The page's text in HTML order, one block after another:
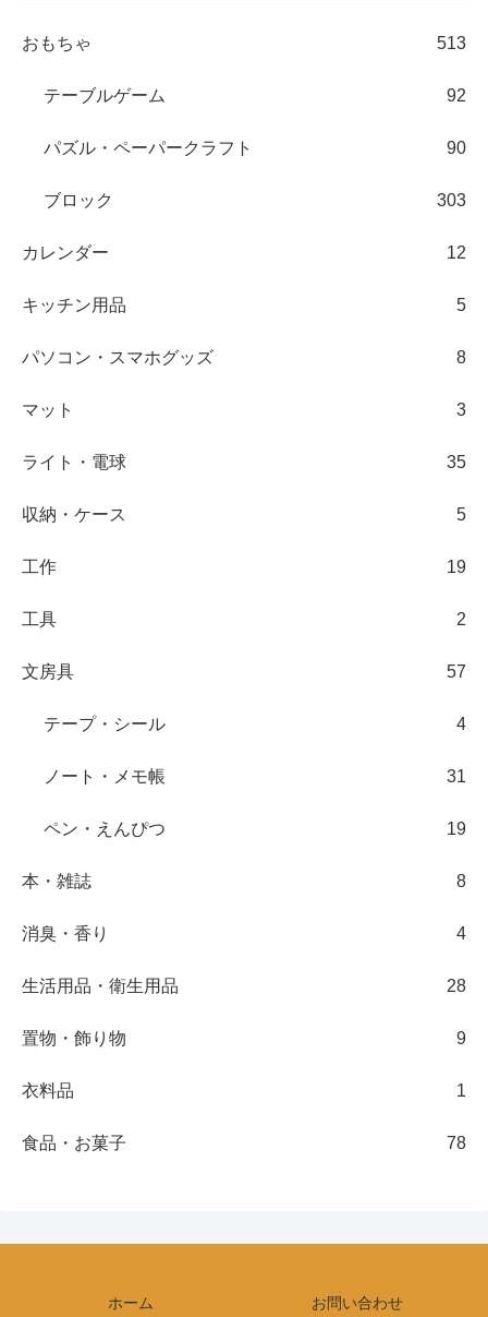
おもちゃ 513
テーブルゲーム 92
パズル・ペーパークラフト 90
ブロック 303
カレンダー 12
キッチン用品 5
パソコン・スマホグッズ 8
マット 3
ライト・電球 35
収納・ケース 5
工作 19
工具 2
文房具 57
テープ・シール 4
ノート・メモ帳 31
ペン・えんぴつ 19
本・雑誌 8
消臭・香り 4
生活用品・衛生用品 28
置物・飾り物 9
衣料品 1
食品・お菓子 78
ホーム お問い合わせ